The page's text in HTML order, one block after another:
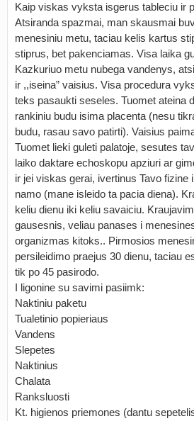
Kaip viskas vyksta isgerus tableciu ir
Atsiranda spazmai, man skausmai
menesiniu metu, taciau kelis kartus
stiprus, bet pakenciamas. Visa laika
Kazkuriuo metu nubega vandenys,
ir ,,iseina” vaisius. Visa procedura
teks pasaukti seseles. Tuomet ateina
rankiniu budu isima placenta (nesu
budu, rasau savo patirti). Vaisius
Tuomet lieki guleti palatoje, sesutes
laiko daktare echoskopu apziuri ar
ir jei viskas gerai, ivertinus Tavo fizine
namo (mane isleido ta pacia diena).
keliu dienu iki keliu savaiciu.
gausesnis, veliau panases i
organizmas kitoks.. Pirmosios
persileidimo praejus 30 dienu, taciau
tik po 45 pasirodo.
I ligonine su savimi pasiimk:
Naktiniu paketu
Tualetinio popieriaus
Vandens
Slepetes
Naktinius
Chalata
Ranksluosti
Kt. higienos priemones (dantu